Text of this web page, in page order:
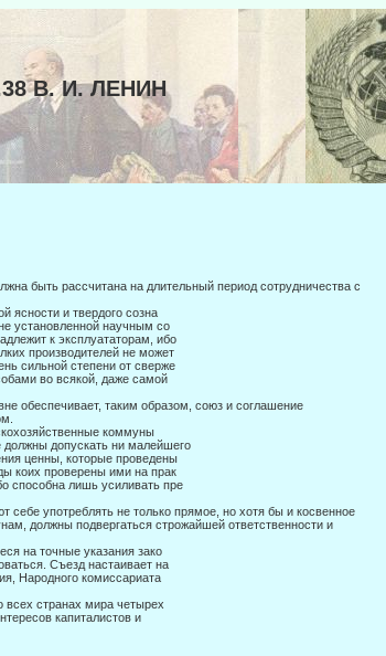
В. И. ЛЕНИН
быть рассчитана на дли­тельный период сотрудничества с
ясности и твердого созна­
установленной научным со­
к эксплуататорам, ибо
производителей не может
сильной степени от сверже­
во всякой, даже самой
обеспечивает, таким обра­зом, союз и соглашение
коммуны
должны допускать ни малейшего
ценны, которые проведены
коих проверены ими на прак­
способна лишь усиливать пре­
себе употреблять не только прямое, но хотя бы и косвенное
должны подвергаться строжайшей ответственности и
на точные указания зако­
Съезд настаивает на
Народного комиссариата
странах мира четырех­
капиталистов и